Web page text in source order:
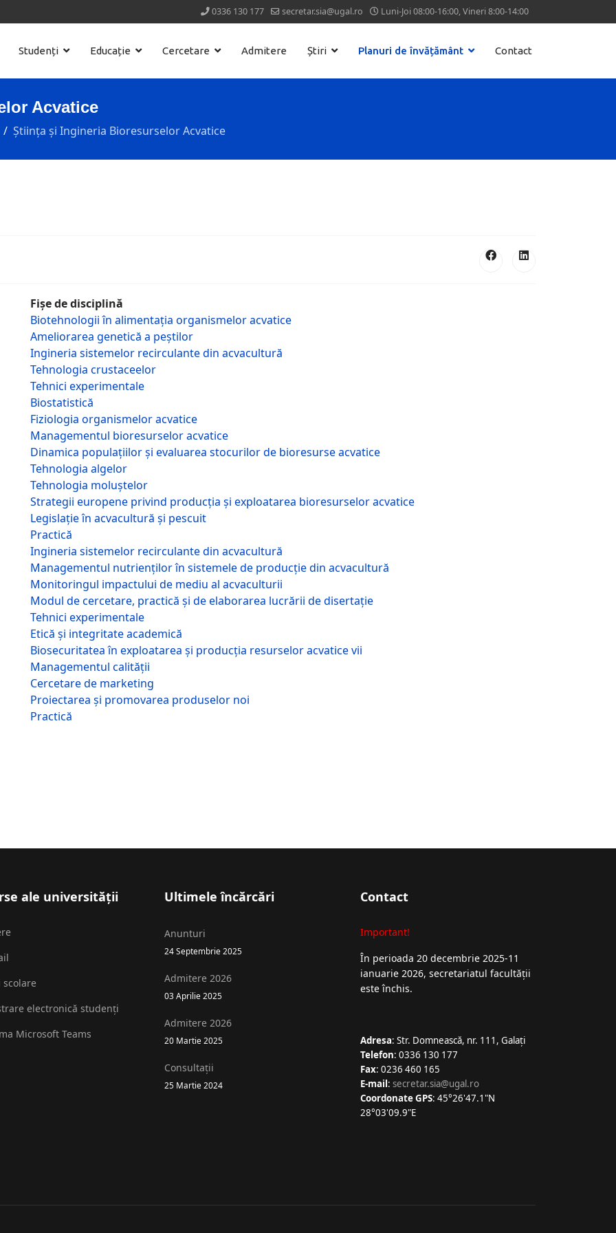
0336 130 177 secretar.sia@ugal.ro Luni-Joi 08:00-16:00, Vineri 8:00-14:00
Studenți Educație Cercetare Admitere Știri Planuri de învățământ Contact
Acvatice
Știința și Ingineria Bioresurselor Acvatice
Fișe de disciplină
Biotehnologii în alimentația organismelor acvatice
Ameliorarea genetică a peștilor
Ingineria sistemelor recirculante din acvacultură
Tehnologia crustaceelor
Tehnici experimentale
Biostatistică
Fiziologia organismelor acvatice
Managementul bioresurselor acvatice
Dinamica populațiilor și evaluarea stocurilor de bioresurse acvatice
Tehnologia algelor
Tehnologia moluștelor
Strategii europene privind producția și exploatarea bioresurselor acvatice
Legislație în acvacultură și pescuit
Practică
Ingineria sistemelor recirculante din acvacultură
Managementul nutrienților în sistemele de producție din acvacultură
Monitoringul impactului de mediu al acvaculturii
Modul de cercetare, practică şi de elaborarea lucrării de disertaţie
Tehnici experimentale
Etică şi integritate academică
Biosecuritatea în exploatarea și producția resurselor acvatice vii
Managementul calităţii
Cercetare de marketing
Proiectarea și promovarea produselor noi
Practică
ale universității
scolare
electronică studenți
Microsoft Teams
Ultimele încărcări
Anunturi
24 Septembrie 2025
Admitere 2026
03 Aprilie 2025
Admitere 2026
20 Martie 2025
Consultații
25 Martie 2024
Contact
Important!
În perioada 20 decembrie 2025-11
ianuarie 2026, secretariatul facultății
este închis.
Adresa: Str. Domnească, nr. 111, Galați
Telefon: 0336 130 177
Fax: 0236 460 165
E-mail: secretar.sia@ugal.ro
Coordonate GPS: 45°26'47.1"N
28°03'09.9"E